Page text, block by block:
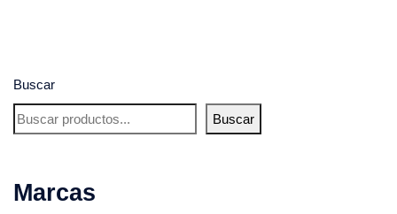
Buscar
Buscar
Marcas